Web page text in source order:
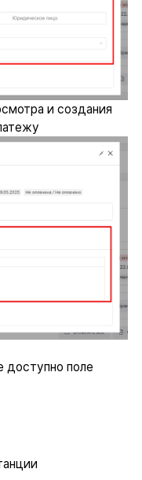
и создания
доступно поле